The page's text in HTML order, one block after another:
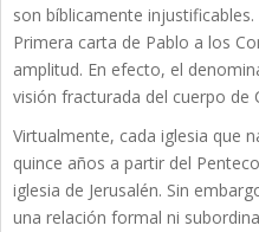
son bíblicamente
Primera carta de Pablo a los
amplitud. En efecto, el
visión fracturada del cuerpo de
Virtualmente, cada iglesia que
quince años a partir del
iglesia de Jerusalén. Sin
una relación formal ni